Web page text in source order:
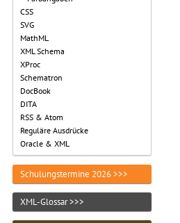
CSS
SVG
MathML
XML Schema
XProc
Schematron
DocBook
DITA
RSS & Atom
Reguläre Ausdrücke
Oracle & XML
Schulungstermine 2026 >>>
XML-Glossar >>>